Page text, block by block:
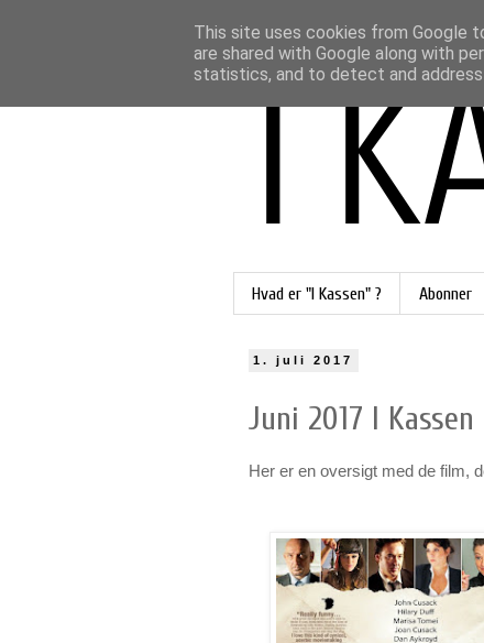
Hvad er "I Kassen" ? Abonner
1. juli 2017
Juni 2017 I Kassen
Her er en oversigt med de film,
This site uses cookies from Google
are shared with Google along with
statistics, and to detect and address